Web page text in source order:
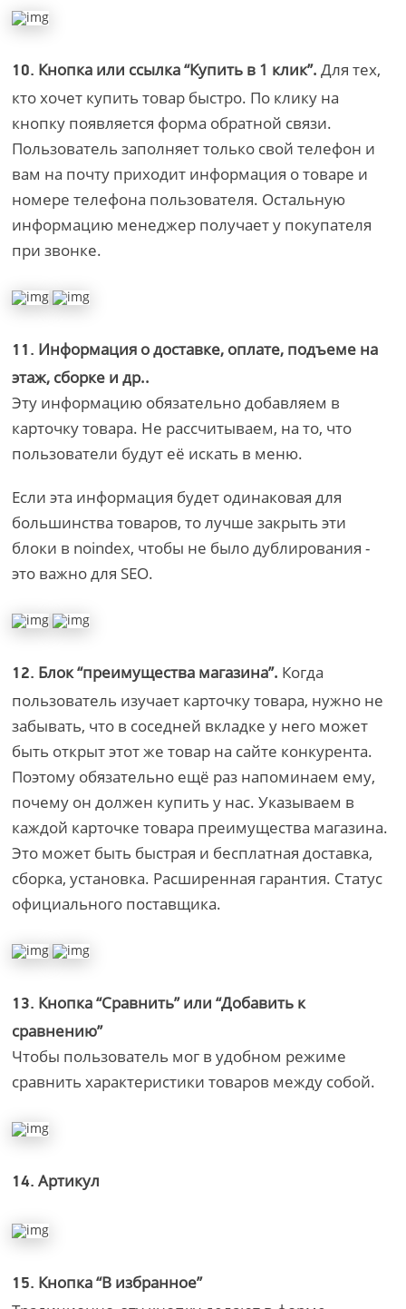
10. Кнопка или ссылка “Купить в 1 клик”. Для тех,
кто хочет купить товар быстро. По клику на
кнопку появляется форма обратной связи.
Пользователь заполняет только свой телефон и
вам на почту приходит информация о товаре и
номере телефона пользователя. Остальную
информацию менеджер получает у покупателя
при звонке.
11. Информация о доставке, оплате, подъеме на
этаж, сборке и др..
Эту информацию обязательно добавляем в
карточку товара. Не рассчитываем, на то, что
пользователи будут её искать в меню.
Если эта информация будет одинаковая для
большинства товаров, то лучше закрыть эти
блоки в noindex, чтобы не было дублирования -
это важно для SEO.
12. Блок “преимущества магазина”. Когда
пользователь изучает карточку товара, нужно не
забывать, что в соседней вкладке у него может
быть открыт этот же товар на сайте конкурента.
Поэтому обязательно ещё раз напоминаем ему,
почему он должен купить у нас. Указываем в
каждой карточке товара преимущества магазина.
Это может быть быстрая и бесплатная доставка,
сборка, установка. Расширенная гарантия. Статус
официального поставщика.
13. Кнопка “Сравнить” или “Добавить к
сравнению”
Чтобы пользователь мог в удобном режиме
сравнить характеристики товаров между собой.
14. Артикул
15. Кнопка “В избранное”